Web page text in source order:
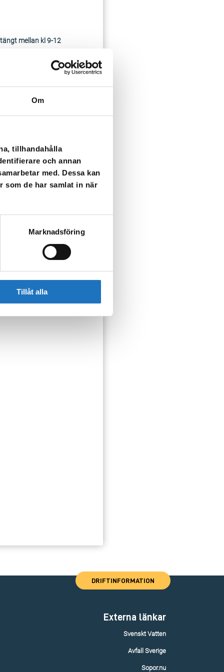
Om
tillhandahålla
och annan
med. Dessa kan
som de har samlat in när
Marknadsföring
Tillåt alla
mellan kl 9-12
som kan påverka dig
DRIFTINFORMATION
Externa länkar
Svenskt Vatten
Avfall Sverige
Sopor.nu